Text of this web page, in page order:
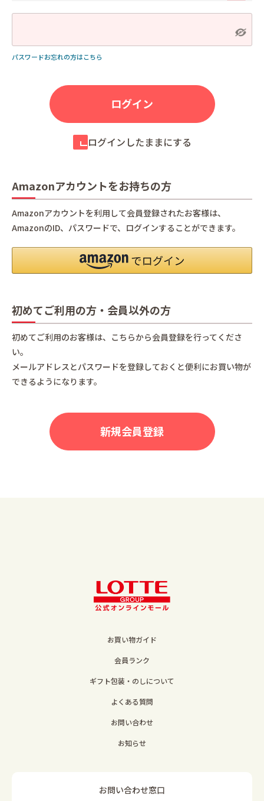
パスワードお忘れの方はこちら
ログインしたままにする
Amazonアカウントをお持ちの方
Amazonアカウントを利用して会員登録されたお客様は、
AmazonのID、パスワードで、ログインすることができます。
初めてご利用の方・会員以外の方
初めてご利用のお客様は、こちらから会員登録を行ってくださ
い。
メールアドレスとパスワードを登録しておくと便利にお買い物が
できるようになります。
お買い物ガイド
会員ランク
ギフト包装・のしについて
よくある質問
お問い合わせ
お知らせ
お問い合わせ窓口